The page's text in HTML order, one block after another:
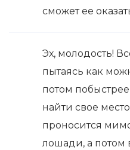
сможет ее
Эх, молодость!
пытаясь как
потом
найти свое
проносится
лошади, а потом